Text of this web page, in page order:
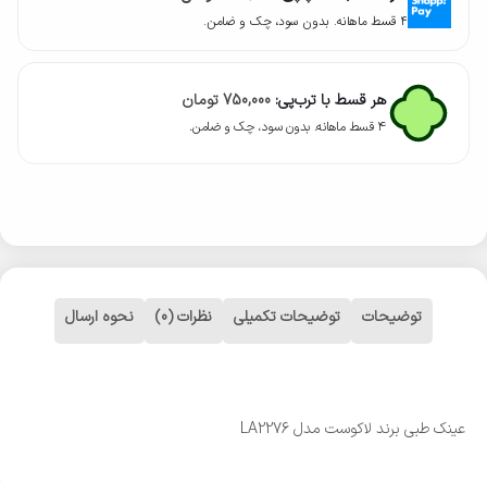
۴ قسط ماهانه. بدون سود، چک و ضامن.
هر قسط با ترب‌پی: 750,000تومان
۴ قسط ماهانه. بدون سود، چک و ضامن.
توضیحات توضیحات تکمیلی نظرات (0) نحوه ارسال
عینک طبی برند لاکوست مدل LA2276